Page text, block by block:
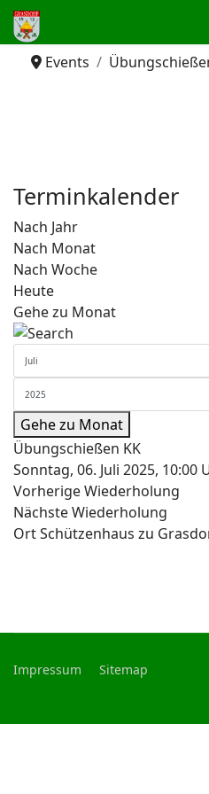
Events
Terminkalender
Nach Jahr
Nach Monat
Nach Woche
Heute
Gehe zu Monat
Gehe zu Monat
Übungschießen KK
Sonntag, 06. Juli 2025, 10:00
Vorherige Wiederholung
Nächste Wiederholung
OrtSchützenhaus zu
Impressum Sitemap